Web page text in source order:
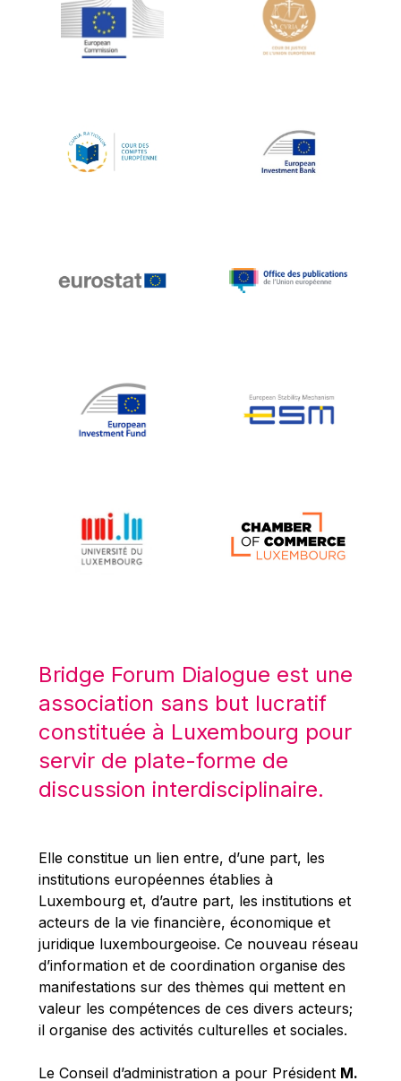
Jean-Louis Schiltz
Jean-Victor Louis
Johnny Åkerholm
Katharien L.C. Hunt
Klaus-Heiner Lehne
Koen LENAERTS
Lars Heikensten
Lucas Papademos
Máire Geoghegan-Quinn
Mario Centeno
Mario Monti
Maroš ŠEFČOVIČ
Martin Bailey
Martine Reicherts
Michael Sohlman
Michel Goedert
Mireille Delmas-Marty
Nobuo Tanaka
Otmar Issing
Paolo Mengozzi
Paschal Donohoe
Pat Cox
Bridge Forum Dialogue est une
association sans but lucratif
constituée à Luxembourg pour
servir de plate-forme de
discussion interdisciplinaire.
Elle constitue un lien entre, d’une part, les
institutions européennes établies à
Luxembourg et, d’autre part, les institutions et
acteurs de la vie financière, économique et
juridique luxembourgeoise. Ce nouveau réseau
d’information et de coordination organise des
manifestations sur des thèmes qui mettent en
valeur les compétences de ces divers acteurs;
il organise des activités culturelles et sociales.
Le Conseil d’administration a pour Président M.